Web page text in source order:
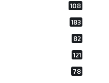
108
183
82
121
78